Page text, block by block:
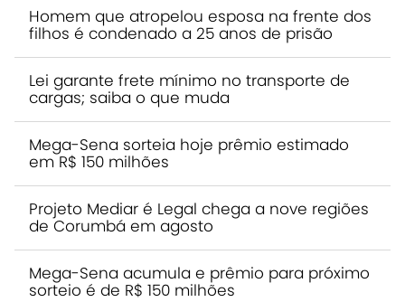
Homem que atropelou esposa na frente dos
filhos é condenado a 25 anos de prisão
Lei garante frete mínimo no transporte de
cargas; saiba o que muda
Mega-Sena sorteia hoje prêmio estimado
em R$ 150 milhões
Projeto Mediar é Legal chega a nove regiões
de Corumbá em agosto
Mega-Sena acumula e prêmio para próximo
sorteio é de R$ 150 milhões